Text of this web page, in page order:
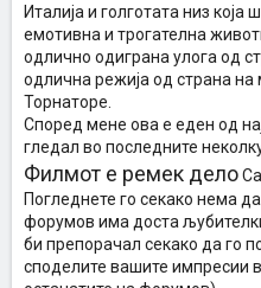
Италија и голготата низ
емотивна и трогателна
одлично одиграна улога од
одлична режија од страна
Торнаторе.
Според мене ова е еден од
гледал во последните
Филмот е ремек дело
Погледнете го секако нема
форумов има доста
би препорачал секако да го
споделите вашите импресии